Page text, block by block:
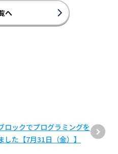
へ
ロックでプログラミングを
た【7月31日（金）】